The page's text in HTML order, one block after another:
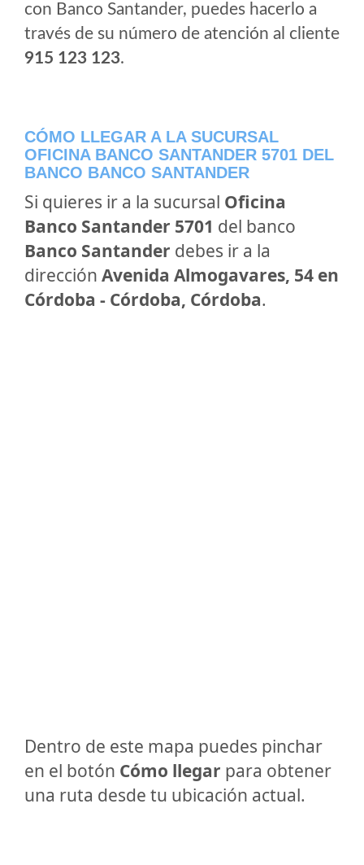
con Banco Santander, puedes hacerlo a
través de su número de atención al cliente
915 123 123.
CÓMO LLEGAR A LA SUCURSAL
OFICINA BANCO SANTANDER 5701 DEL
BANCO BANCO SANTANDER
Si quieres ir a la sucursal Oficina
Banco Santander 5701 del banco
Banco Santander debes ir a la
dirección Avenida Almogavares, 54 en
Córdoba - Córdoba, Córdoba.
Dentro de este mapa puedes pinchar
en el botón Cómo llegar para obtener
una ruta desde tu ubicación actual.